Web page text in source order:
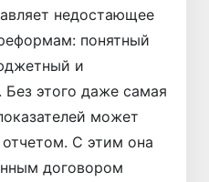
недостающее
понятный
и
Без этого даже самая
может
С этим она
договором